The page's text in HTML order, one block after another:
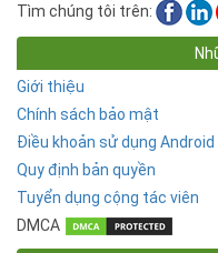
Tìm chúng tôi trên:
Giới thiệu
Chính sách bảo mật
Điều khoản sử dụng Android
Quy định bản quyền
Tuyển dụng cộng tác viên
DMCA